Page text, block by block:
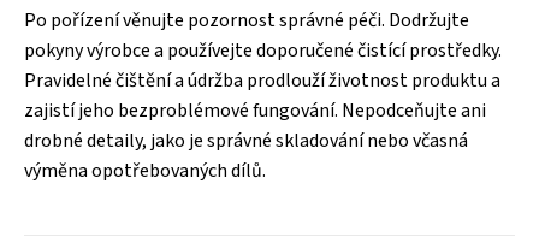
Po pořízení věnujte pozornost správné péči. Dodržujte
pokyny výrobce a používejte doporučené čistící prostředky.
Pravidelné čištění a údržba prodlouží životnost produktu a
zajistí jeho bezproblémové fungování. Nepodceňujte ani
drobné detaily, jako je správné skladování nebo včasná
výměna opotřebovaných dílů.